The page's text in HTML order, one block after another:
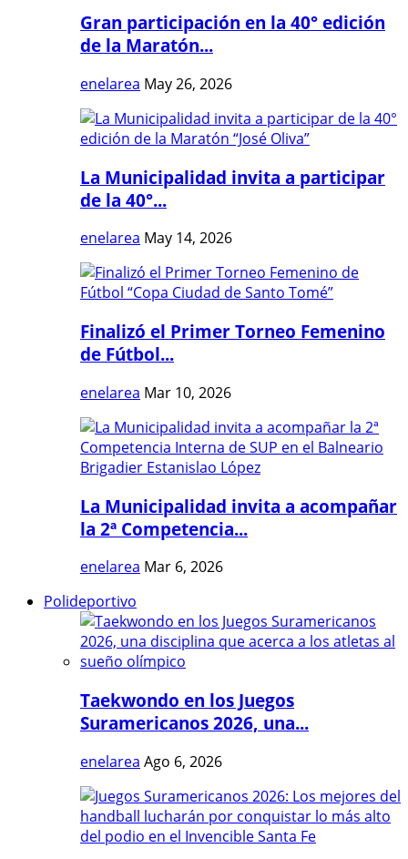
Gran participación en la 40° edición
de la Maratón...
enelarea May 26, 2026
La Municipalidad invita a participar
de la 40°...
enelarea May 14, 2026
Finalizó el Primer Torneo Femenino
de Fútbol...
enelarea Mar 10, 2026
La Municipalidad invita a acompañar
la 2ª Competencia...
enelarea Mar 6, 2026
Polideportivo
Taekwondo en los Juegos
Suramericanos 2026, una...
enelarea Ago 6, 2026